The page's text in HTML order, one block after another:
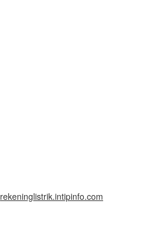
rekeninglistrik.intipinfo.com